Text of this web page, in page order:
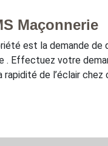
Maçonnerie
est la demande de
. Effectuez votre
de l’éclair